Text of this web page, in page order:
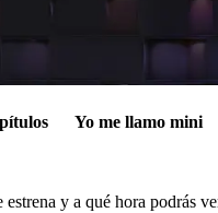
Yo me llamo mini
y a qué hora podrás